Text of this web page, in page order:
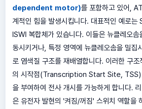
dependent motor)를 포함하고 있어,
계적인 힘을 발생시킵니다. 대표적인 예로는
ISWI 복합체가 있습니다. 이들은 뉴클레오솜
동시키거나, 특정 영역에 뉴클레오솜을 밀집
로 염색질 구조를 재배열합니다. 이러한 구
의 시작점(Transcription Start Site, TSS)
을 부여하여 전사 개시를 가능하게 합니다.
은 유전자 발현의 '켜짐/꺼짐' 스위치 역할을